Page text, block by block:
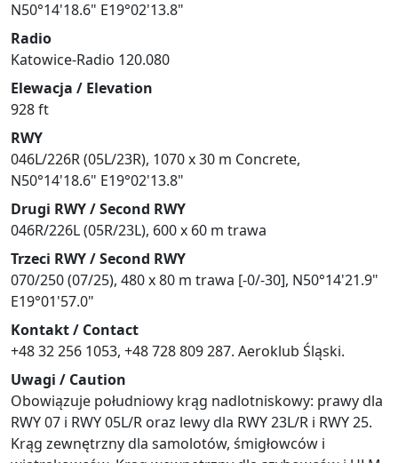
N50°14'18.6" E19°02'13.8"
Radio
Katowice-Radio 120.080
Elewacja / Elevation
928 ft
RWY
046L/226R (05L/23R), 1070 x 30 m Concrete,
N50°14'18.6" E19°02'13.8"
Drugi RWY / Second RWY
046R/226L (05R/23L), 600 x 60 m trawa
Trzeci RWY / Second RWY
070/250 (07/25), 480 x 80 m trawa [-0/-30], N50°14'21.9"
E19°01'57.0"
Kontakt / Contact
+48 32 256 1053, +48 728 809 287. Aeroklub Śląski.
Uwagi / Caution
Obowiązuje południowy krąg nadlotniskowy: prawy dla
RWY 07 i RWY 05L/R oraz lewy dla RWY 23L/R i RWY 25.
Krąg zewnętrzny dla samolotów, śmigłowców i